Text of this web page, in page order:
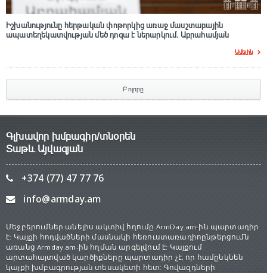
Իշխանությունը հերթական փոթորկից առաջ մասշտաբային
ապատեղեկատվության մեծ դnզա է ներարկում․ Աբրահամյան
Ավելին
Բոլորը
Գլխավոր խմբագիր/տնօրեն
Տաթև Այվազյան
+374 (77) 47 77 76
info@armday.am
Մեջբերումներ անելիս ակտիվ հղումը ArmDay.am-ին պարտադիր
է: Կայքի հոդվածների մասնակի հեռուստառադիոընթերցումն
առանց Armday.am-ին հղման արգելվում է: Կայքում
արտահայտված կարծիքները պարտադիր չէ, որ համընկնեն
կայքի խմբագրության տեսակետի հետ: Գովազդների